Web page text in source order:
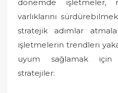
dönemde işletmeler,
varlıklarını
stratejik adımlar
işletmelerin trendleri
uyum sağlamak için
stratejiler: